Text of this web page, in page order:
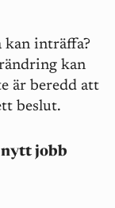
kan inträffa?
kan
är beredd att
beslut.
jobb